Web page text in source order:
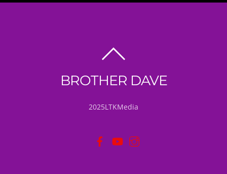
TOP
BROTHER DAVE
2025LTKMedia
FacebookYouTube